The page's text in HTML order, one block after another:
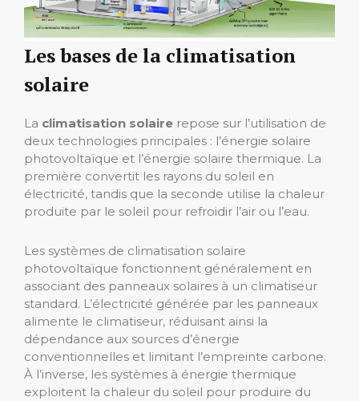
Les bases de la climatisation
solaire
La climatisation solaire repose sur l’utilisation de
deux technologies principales : l’énergie solaire
photovoltaïque et l’énergie solaire thermique. La
première convertit les rayons du soleil en
électricité, tandis que la seconde utilise la chaleur
produite par le soleil pour refroidir l’air ou l’eau.
Les systèmes de climatisation solaire
photovoltaïque fonctionnent généralement en
associant des panneaux solaires à un climatiseur
standard. L’électricité générée par les panneaux
alimente le climatiseur, réduisant ainsi la
dépendance aux sources d’énergie
conventionnelles et limitant l’empreinte carbone.
À l’inverse, les systèmes à énergie thermique
exploitent la chaleur du soleil pour produire du